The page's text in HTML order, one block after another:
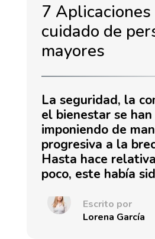
7
cuidado de
mayores
La seguridad, la
el bienestar se
imponiendo de
progresiva a la
Hasta hace
poco, este había
Escrito por
Lorena García